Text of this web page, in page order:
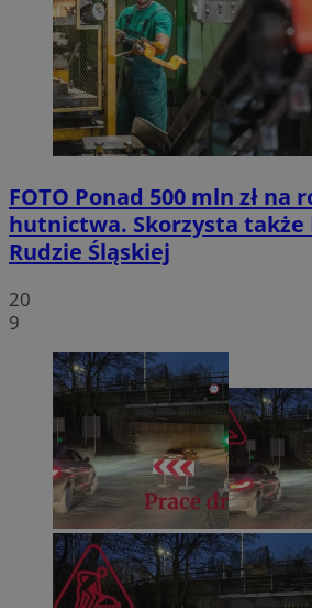
FOTO Ponad 500 mln zł na
hutnictwa. Skorzysta także
Rudzie Śląskiej
20
9